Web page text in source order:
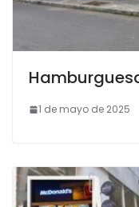
1 de mayo de 2025